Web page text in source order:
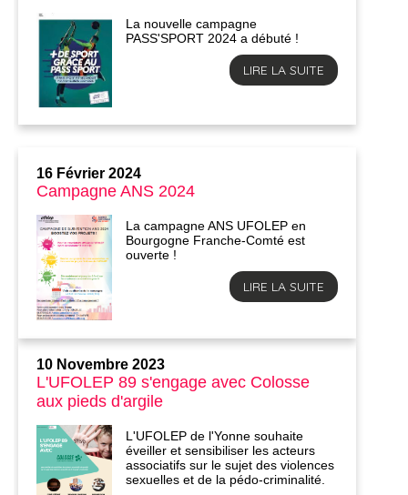
La nouvelle campagne
PASS'SPORT 2024 a débuté !
LIRE LA SUITE
16 Février 2024
Campagne ANS 2024
La campagne ANS UFOLEP en
Bourgogne Franche-Comté est
ouverte !
LIRE LA SUITE
10 Novembre 2023
L'UFOLEP 89 s'engage avec Colosse
aux pieds d'argile
L'UFOLEP de l'Yonne souhaite
éveiller et sensibiliser les acteurs
associatifs sur le sujet des violences
sexuelles et de la pédo-criminalité.